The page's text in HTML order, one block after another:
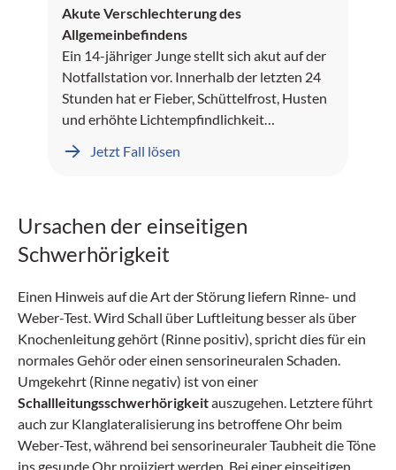
Akute Verschlechterung des
Allgemeinbefindens
Ein 14-jähriger Junge stellt sich akut auf der
Notfallstation vor. Innerhalb der letzten 24
Stunden hat er Fieber, Schüttelfrost, Husten
und erhöhte Lichtempfindlichkeit
Jetzt Fall lösen
Ursachen der einseitigen
Schwerhörigkeit
Einen Hinweis auf die Art der Störung liefern Rinne- und
Weber-Test. Wird Schall über Luftleitung besser als über
Knochenleitung gehört (Rinne positiv), spricht dies für ein
normales Gehör oder einen sensorineuralen Schaden.
Umgekehrt (Rinne negativ) ist von einer
Schallleitungsschwerhörigkeitauszugehen. Letztere führt
auch zur Klanglateralisierung ins betroffene Ohr beim
Weber-Test, während bei sensorineuraler Taubheit die Töne
ins gesunde Ohr projiziert werden. Bei einer einseitigen